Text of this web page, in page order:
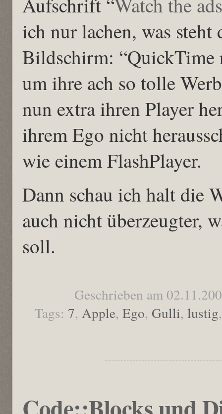
ich nur lachen, was steht
Bildschirm: “QuickTime
um ihre ach so tolle
nun extra ihren Player
ihrem Ego nicht
wie einem FlashPlayer.
Dann schau ich halt die
auch nicht überzeugter,
soll.
Geschrieben am
Tags: 7, Apple, Ego, Gulli, lustig